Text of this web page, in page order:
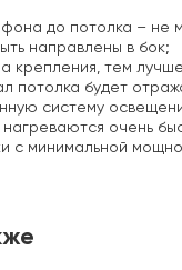
до потолка – не
направлены в бок;
крепления, тем
потолка будет
систему
очень
с минимальной